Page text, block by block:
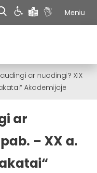
Meniu
ar nuodingi? XIX
Akademijoje
ar
– XX a.